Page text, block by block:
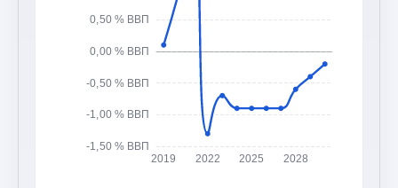
-1,50 % ВВП
-1,00 % ВВП
-0,50 % ВВП
0,00 % ВВП
0,50 % ВВП
2019 2022 2025 2028